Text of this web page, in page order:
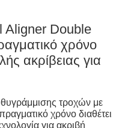
Aligner Double
χρόνο
ακρίβειας για
τροχών με
χρόνο διαθέτει
για ακριβή